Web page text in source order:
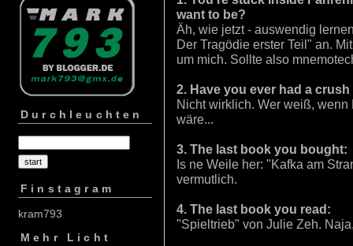
Durchleuchten
Finstagram
kram793
Mehr Licht
want to be?
Äh, wie jetzt - auswendig
Der Tragödie erster Teil" an.
um mich. Sollte also
2. Have you ever had a
Nicht wirklich. Wer weiß,
wäre...
3. The last book you bought:
Is ne Weile her: "Kafka am
vermutlich.
4. The last book you read:
"Spieltrieb" von Julie Zeh.